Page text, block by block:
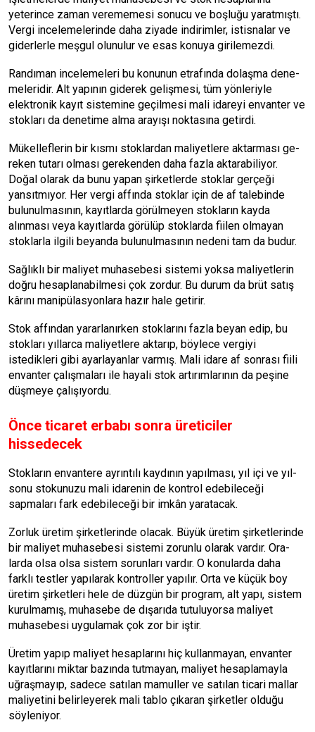
yeterince zaman ve­rememesi sonucu ve boşluğu ya­ratmıştı.
Vergi incelemelerinde daha ziyade indirimler, istisna­lar ve
giderlerle meşgul olunulur ve esas konuya girilemezdi.
Randıman incelemeleri bu ko­nunun etrafında dolaşma dene­
meleridir. Alt yapının giderek ge­lişmesi, tüm yön­leriyle
elektronik kayıt sistemine ge­çilmesi mali idareyi envanter ve
stokları da denetime alma arayışı noktasına getirdi.
Mükelleflerin bir kısmı stok­lardan maliyetlere aktarması ge­
reken tutarı olması gerekenden daha fazla aktarabiliyor.
Doğal olarak da bunu yapan şirketlerde stoklar gerçeği
yansıtmıyor. Her vergi affında stoklar için de af ta­lebinde
bulunulmasının, kayıt­larda görülmeyen stokların kay­da
alınması veya kayıtlarda gö­rülüp stoklarda fiilen olmayan
stoklarla ilgili beyanda bulunul­masının nedeni tam da budur.
Sağlıklı bir maliyet muhasebesi sistemi yoksa maliyetlerin
doğru hesaplanabilmesi çok zordur. Bu durum da brüt satış
kârını mani­pülasyonlara hazır hale getirir.
Stok affından yararlanırken stoklarını fazla beyan edip, bu
stokları yıllarca maliyetlere akta­rıp, böylece vergiyi
istedikleri gibi ayarlayanlar varmış. Mali idare af sonrası fiili
envanter çalışmala­rı ile hayali stok artırımlarının da peşine
düşmeye çalışıyordu.
Önce ticaret erbabı sonra üreticiler
hissedecek
Stokların envantere ayrıntılı kaydının yapılması, yıl içi ve yıl­
sonu stokunuzu mali idarenin de kontrol edebileceği
sapmaları fark edebileceği bir imkân yaratacak.
Zorluk üretim şirketlerinde olacak. Büyük üretim şirketle­rinde
bir maliyet muhasebesi sis­temi zorunlu olarak vardır. Ora­
larda olsa olsa sistem sorunla­rı vardır. O konularda daha
farklı testler yapılarak kontroller yapı­lır. Orta ve küçük boy
üretim şir­ketleri hele de düzgün bir prog­ram, alt yapı, sistem
kurulmamış, muhasebe de dışarıda tutuluyor­sa maliyet
muhasebesi uygula­mak çok zor bir iştir.
Üretim yapıp maliyet hesapla­rını hiç kullanmayan, envanter
kayıtlarını miktar bazında tutma­yan, maliyet hesaplamayla
uğraş­mayıp, sadece satılan mamuller ve satılan ticari mallar
maliyeti­ni belirleyerek mali tablo çıkaran şirketler olduğu
söyleniyor.